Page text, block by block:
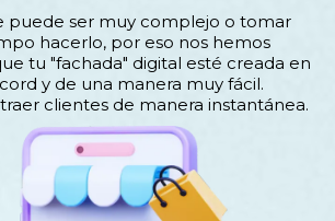
puede ser muy complejo o tomar
hacerlo, por eso nos hemos
tu "fachada" digital esté creada en
y de una manera muy fácil.
clientes de manera instantánea.